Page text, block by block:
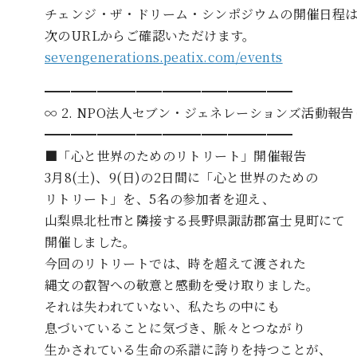
チェンジ・ザ・ドリーム・シンポジウムの開催日程は
次のURLからご確認いただけます。
sevengenerations.peatix.com/events
━━━━━━━━━━━━━━━━━━━
∞ 2. NPO法人セブン・ジェネレーションズ活動報
━━━━━━━━━━━━━━━━━━━
■「心と世界のためのリトリート」開催報告
3月8(土)、9(日)の2日間に「心と世界のための
リトリート」を、5名の参加者を迎え、
山梨県北杜市と隣接する長野県諏訪郡富士見町にて
開催しました。
今回のリトリートでは、時を超えて渡された
縄文の叡智への敬意と感動を受け取りました。
それは失われていない、私たちの中にも
息づいていることに気づき、脈々とつながり
生かされている生命の系譜に誇りを持つことが、